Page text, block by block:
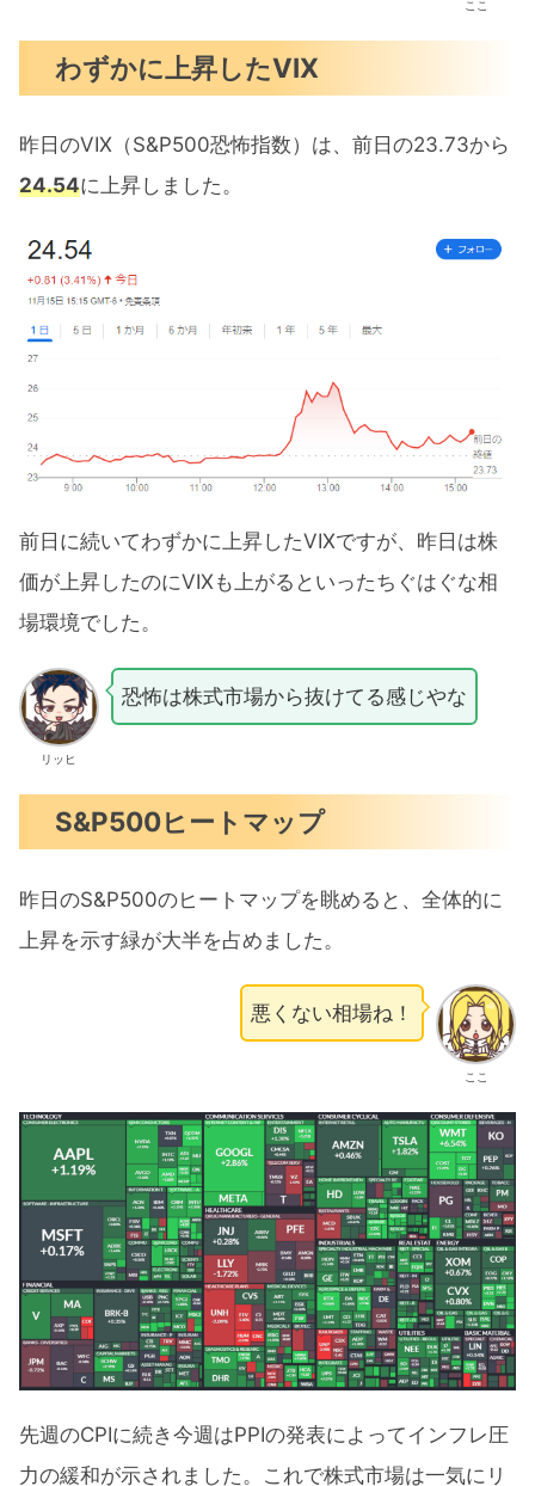
ここ
わずかに上昇したVIX
昨日のVIX（S&P500恐怖指数）は、前日の23.73から
24.54に上昇しました。
前日に続いてわずかに上昇したVIXですが、昨日は株
価が上昇したのにVIXも上がるといったちぐはぐな相
場環境でした。
リッヒ
恐怖は株式市場から抜けてる感じやな
S&P500ヒートマップ
昨日のS&P500のヒートマップを眺めると、全体的に
上昇を示す緑が大半を占めました。
ここ
悪くない相場ね！
先週のCPIに続き今週はPPIの発表によってインフレ圧
力の緩和が示されました。これで株式市場は一気にリ